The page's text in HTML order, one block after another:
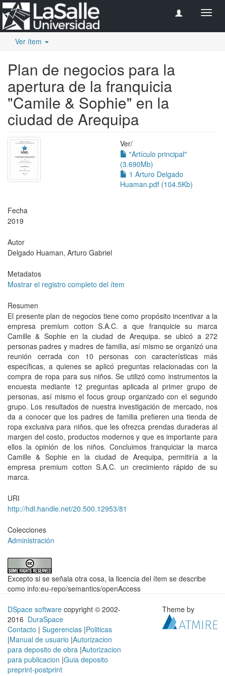
Ver ítem
Plan de negocios para la
apertura de la franquicia
"Camile & Sophie" en la
ciudad de Arequipa
Ver/
"Artículo principal"
(3.690Mb)
1 Arturo Delgado
Huaman.pdf (104.5Kb)
Fecha
2019
Autor
Delgado Huaman, Arturo Gabriel
Metadatos
Mostrar el registro completo del ítem
Resumen
El presente plan de negocios tiene como propósito incentivar a la
empresa premium cotton S.A.C. a que franquicie su marca
Camille & Sophie en la ciudad de Arequipa. se ubicó a 272
personas padres y madres de familia, así mismo se organizó una
reunión cerrada con 10 personas con características más
específicas, a quienes se aplicó preguntas relacionadas con la
compra de ropa para sus niños. Se utilizó como instrumentos la
encuesta mediante 12 preguntas aplicada al primer grupo de
personas, así mismo el focus group organizado con el segundo
grupo. Los resultados de nuestra investigación de mercado, nos
da a conocer que los padres de familia prefieren una tienda de
ropa exclusiva para niños, que les ofrezca prendas duraderas al
margen del costo, productos modernos y que es importante para
ellos la opinión de los niños. Concluimos franquiciar la marca
Camille & Sophie en la ciudad de Arequipa, permitiría a la
empresa premium cotton S.A.C. un crecimiento rápido de su
marca.
URI
http://hdl.handle.net/20.500.12953/81
Colecciones
Administración
Excepto si se señala otra cosa, la licencia del ítem se describe
como info:eu-repo/semantics/openAccess
DSpace software copyright © 2002-
2016 DuraSpace
Contacto | Sugerencias |Politicas
|Manual de usuario |Autorizacion
para deposito de obra |Autorizacion
para publicacion |Guia deposito
preprint-postprint
Theme by